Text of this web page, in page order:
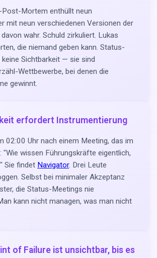
Post-Mortem enthüllt neun
mit neun verschiedenen Versionen der
wahr. Schuld zirkuliert. Lukas
die niemand geben kann. Status-
Sichtbarkeit — sie sind
Wettbewerbe, bei denen die
gewinnt.
erfordert Instrumentierung
02:00 Uhr nach einem Meeting, das im
"Wie wissen Führungskräfte eigentlich,
Sie findet Navigator. Drei Leute
Selbst bei minimaler Akzeptanz
die Status-Meetings nie
kann nicht managen, was man nicht
of Failure ist unsichtbar, bis es